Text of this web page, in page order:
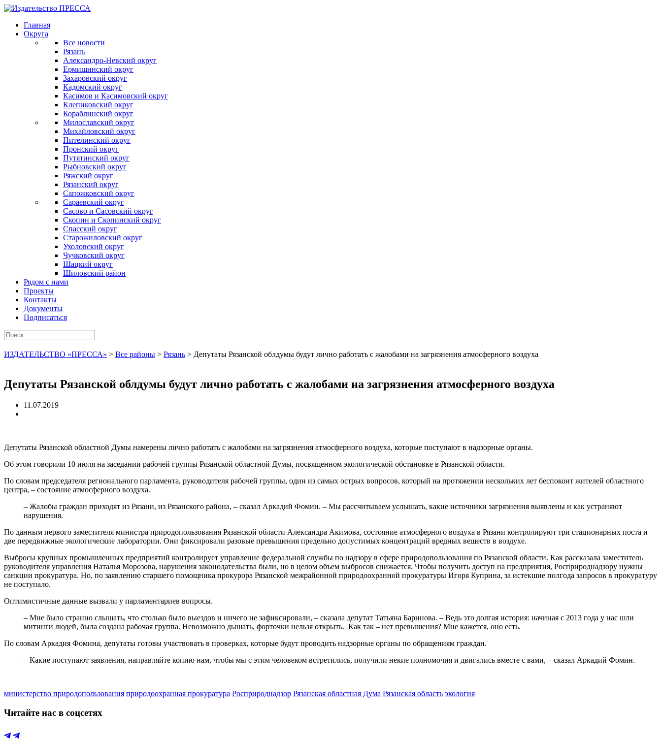
Главная
Округа
Все новости
Рязань
Александро-Невский округ
Ермишинский округ
Захаровский округ
Кадомский округ
Касимов и Касимовский округ
Клепиковский округ
Кораблинский округ
Милославский округ
Михайловский округ
Пителинский округ
Пронский округ
Путятинский округ
Рыбновский округ
Ряжский округ
Рязанский округ
Сапожковский округ
Сараевский округ
Сасово и Сасовский округ
Скопин и Скопинский округ
Спасский округ
Старожиловский округ
Ухоловский округ
Чучковский округ
Шацкий округ
Шиловский район
Рядом с нами
Проекты
Контакты
Документы
Подписаться
ИЗДАТЕЛЬСТВО «ПРЕССА» > Все районы > Рязань > Депутаты Рязанской облдумы будут лично работать с жалобами на загрязнения атмосферного воздуха
Депутаты Рязанской облдумы будут лично работать с жалобами на загрязнения атмосферного воздуха
11.07.2019
Депутаты Рязанской областной Думы намерены лично работать с жалобами на загрязнения атмосферного воздуха, которые поступают в надзорные органы.
Об этом говорили 10 июля на заседании рабочей группы Рязанской областной Думы, посвященном экологической обстановке в Рязанской области.
По словам председателя регионального парламента, руководителя рабочей группы, один из самых острых вопросов, который на протяжении нескольких лет беспокоит жителей областного
центра, – состояние атмосферного воздуха.
– Жалобы граждан приходят из Рязани, из Рязанского района, – сказал Аркадий Фомин. – Мы рассчитываем услышать, какие источники загрязнения выявлены и как устраняют
нарушения.
По данным первого заместителя министра природопользования Рязанской области Александра Акимова, состояние атмосферного воздуха в Рязани контролируют три стационарных поста и
две передвижные экологические лаборатории. Они фиксировали разовые превышения предельно допустимых концентраций вредных веществ в воздухе.
Выбросы крупных промышленных предприятий контролирует управление федеральной службы по надзору в сфере природопользования по Рязанской области. Как рассказала заместитель
руководителя управления Наталья Морозова, нарушения законодательства были, но в целом объем выбросов снижается. Чтобы получить доступ на предприятия, Росприроднадзору нужны
санкции прокуратура. Но, по заявлению старшего помощника прокурора Рязанской межрайонной природоохранной прокуратуры Игоря Куприна, за истекшие полгода запросов в прокуратуру
не поступало.
Оптимистичные данные вызвали у парламентариев вопросы.
– Мне было странно слышать, что столько было выездов и ничего не зафиксировали, – сказала депутат Татьяна Баринова. – Ведь это долгая история: начиная с 2013 года у нас шли
митинги людей, была создана рабочая группа. Невозможно дышать, форточки нельзя открыть. Как так – нет превышения? Мне кажется, оно есть.
По словам Аркадия Фомина, депутаты готовы участвовать в проверках, которые будут проводить надзорные органы по обращениям граждан.
– Какие поступают заявления, направляйте копию нам, чтобы мы с этим человеком встретились, получили некие полномочия и двигались вместе с вами, – сказал Аркадий Фомин.
министерство природопользования природоохранная прокуратура Росприроднадзор Рязанская областная Дума Рязанская область экология
Читайте нас в соцсетях